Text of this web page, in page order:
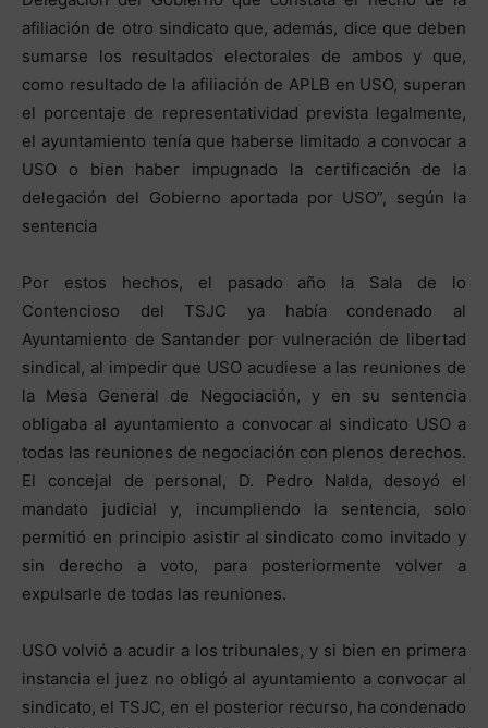
afiliación de otro sindicato que, además, dice que deben
sumarse los resultados electorales de ambos y que,
como resultado de la afiliación de APLB en USO, superan
el porcentaje de representatividad prevista legalmente,
el ayuntamiento tenía que haberse limitado a convocar a
USO o bien haber impugnado la certificación de la
delegación del Gobierno aportada por USO”, según la
sentencia
Por estos hechos, el pasado año la Sala de lo
Contencioso del TSJC ya había condenado al
Ayuntamiento de Santander por vulneración de libertad
sindical, al impedir que USO acudiese a las reuniones de
la Mesa General de Negociación, y en su sentencia
obligaba al ayuntamiento a convocar al sindicato USO a
todas las reuniones de negociación con plenos derechos.
El concejal de personal, D. Pedro Nalda, desoyó el
mandato judicial y, incumpliendo la sentencia, solo
permitió en principio asistir al sindicato como invitado y
sin derecho a voto, para posteriormente volver a
expulsarle de todas las reuniones.
USO volvió a acudir a los tribunales, y si bien en primera
instancia el juez no obligó al ayuntamiento a convocar al
sindicato, el TSJC, en el posterior recurso, ha condenado